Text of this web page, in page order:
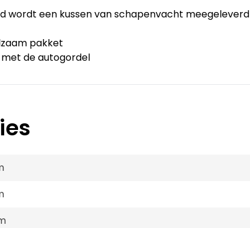
wordt een kussen van schapenvacht meegeleverd
pakket
de autogordel